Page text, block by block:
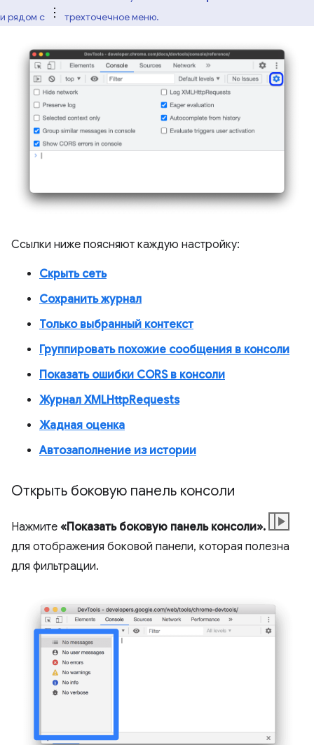
и рядом с
трехточечное меню.
Ссылки ниже поясняют каждую настройку:
Скрыть сеть
Сохранить журнал
Только выбранный контекст
Группировать похожие сообщения в консоли
Показать ошибки CORS в консоли
Журнал XMLHttpRequests
Жадная оценка
Автозаполнение из истории
Открыть боковую панель консоли
Нажмите «Показать боковую панель консоли».
для отображения боковой панели, которая полезна
для фильтрации.